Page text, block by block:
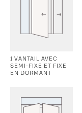
1 VANTAIL AVEC
SEMI-FIXE ET FIXE
EN DORMANT